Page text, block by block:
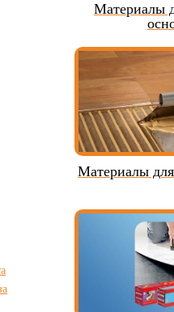
Материалы
Материалы